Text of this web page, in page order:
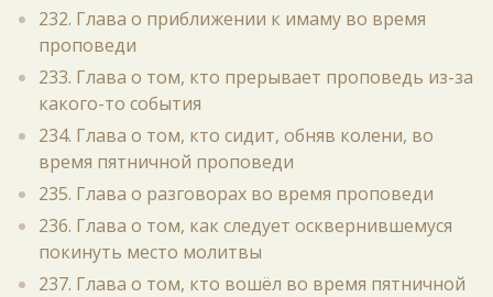
232. Глава о приближении к имаму во время
проповеди
233. Глава о том, кто прерывает проповедь из-за
какого-то события
234. Глава о том, кто сидит, обняв колени, во
время пятничной проповеди
235. Глава о разговорах во время проповеди
236. Глава о том, как следует осквернившемуся
покинуть место молитвы
237. Глава о том, кто вошёл во время пятничной